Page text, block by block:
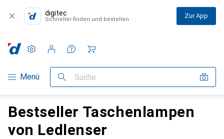
digitec
Schneller finden und bestellen Zur App
Navigation nach Kategorien
Menü Suche
Einstellungen
Kundenkonto
Vergleichslisten
Merklisten
Warenkorb
Bestseller Taschenlampen
von Ledlenser